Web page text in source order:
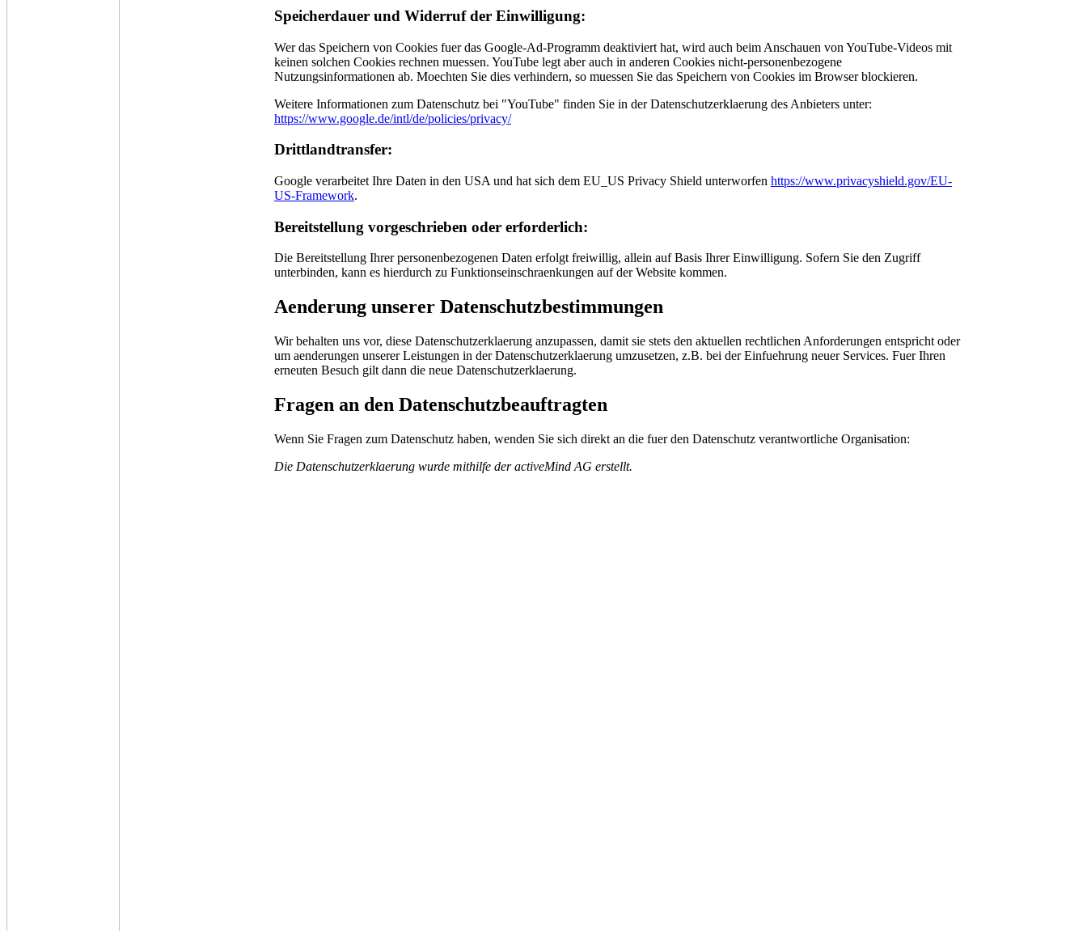
Speicherdauer und Widerruf der Einwilligung:
Wer das Speichern von Cookies fuer das Google-Ad-Programm deaktiviert hat, wird auch beim Anschauen von YouTube-Videos mit
keinen solchen Cookies rechnen muessen. YouTube legt aber auch in anderen Cookies nicht-personenbezogene
Nutzungsinformationen ab. Moechten Sie dies verhindern, so muessen Sie das Speichern von Cookies im Browser blockieren.
Weitere Informationen zum Datenschutz bei "YouTube" finden Sie in der Datenschutzerklaerung des Anbieters unter:
https://www.google.de/intl/de/policies/privacy/
Drittlandtransfer:
Google verarbeitet Ihre Daten in den USA und hat sich dem EU_US Privacy Shield unterworfen https://www.privacyshield.gov/EU-
US-Framework.
Bereitstellung vorgeschrieben oder erforderlich:
Die Bereitstellung Ihrer personenbezogenen Daten erfolgt freiwillig, allein auf Basis Ihrer Einwilligung. Sofern Sie den Zugriff
unterbinden, kann es hierdurch zu Funktionseinschraenkungen auf der Website kommen.
Aenderung unserer Datenschutzbestimmungen
Wir behalten uns vor, diese Datenschutzerklaerung anzupassen, damit sie stets den aktuellen rechtlichen Anforderungen entspricht oder
um aenderungen unserer Leistungen in der Datenschutzerklaerung umzusetzen, z.B. bei der Einfuehrung neuer Services. Fuer Ihren
erneuten Besuch gilt dann die neue Datenschutzerklaerung.
Fragen an den Datenschutzbeauftragten
Wenn Sie Fragen zum Datenschutz haben, wenden Sie sich direkt an die fuer den Datenschutz verantwortliche Organisation:
Die Datenschutzerklaerung wurde mithilfe der activeMind AG erstellt.